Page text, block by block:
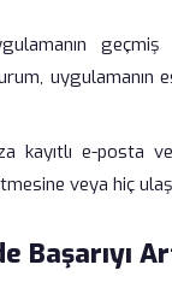
uygulamanın
kayıtlı e-posta
veya hiç
Başarıyı